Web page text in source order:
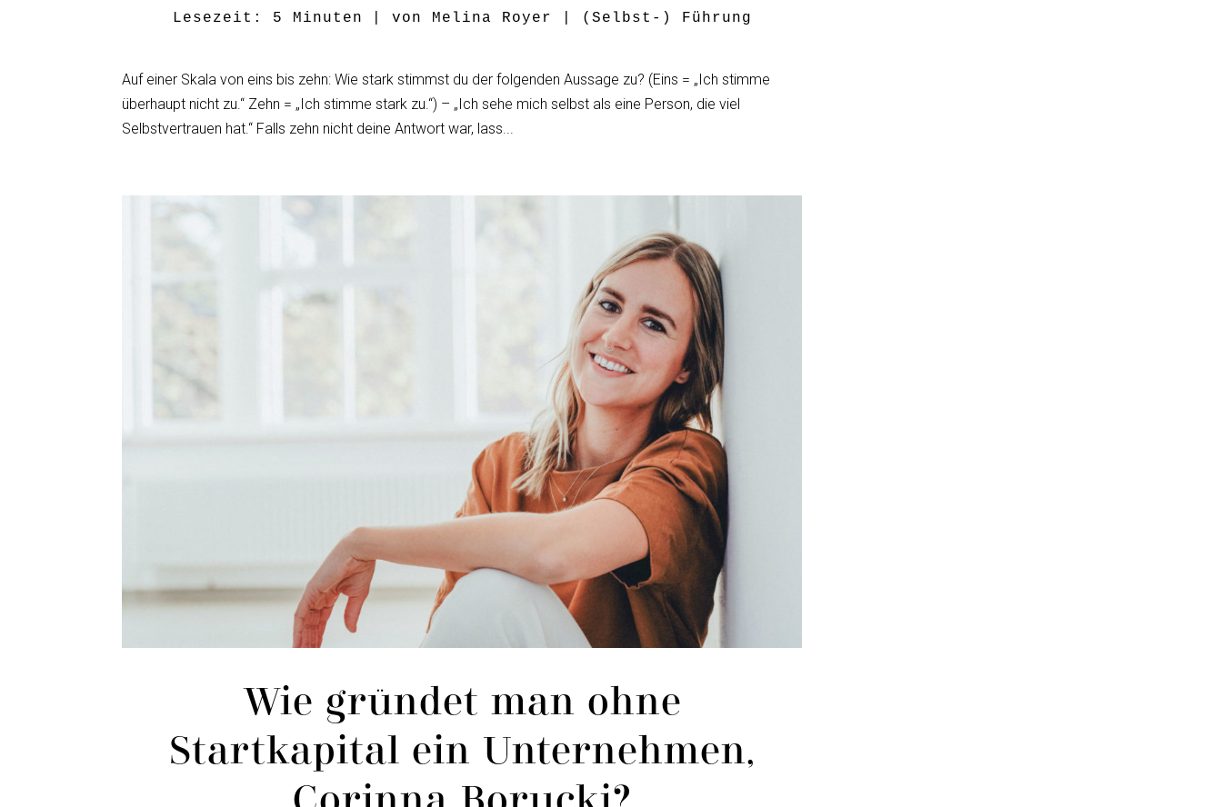
Lesezeit: 5 Minuten | von Melina Royer (Selbst-) Führung
Auf einer Skala von eins bis zehn: Wie stark stimmst du der folgenden Aussage zu? (Eins = „Ich stimme
überhaupt nicht zu.“ Zehn = „Ich stimme stark zu.“) – „Ich sehe mich selbst als eine Person, die viel
Selbstvertrauen hat.“ Falls zehn nicht deine Antwort war, lass...
Wie gründet man ohne
Startkapital ein Unternehmen,